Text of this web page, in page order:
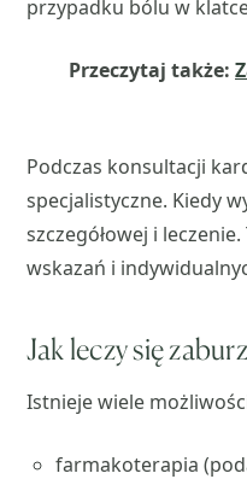
przypadku bólu w
Przeczytaj także:
Podczas konsultacji
specjalistyczne. Kiedy
szczegółowej i
wskazań i
Jak leczy się
Istnieje wiele
farmakoterapia